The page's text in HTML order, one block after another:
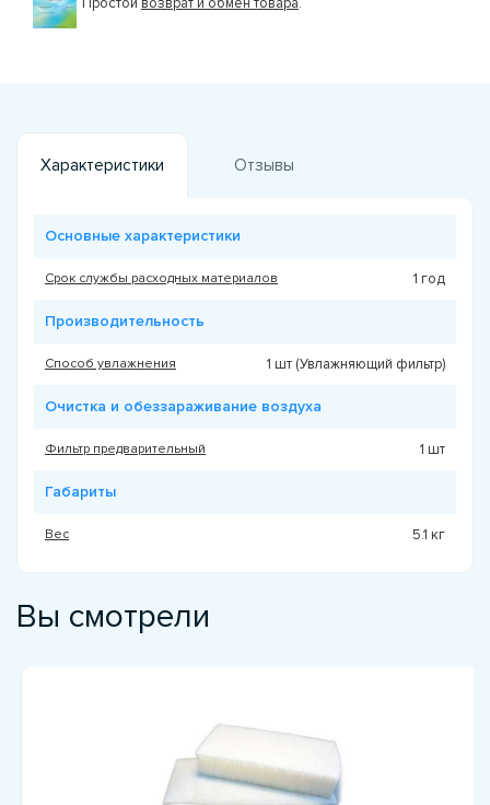
Характеристики Отзывы
Основные характеристики
Срок службы расходных материалов 1 год
Производительность
Способ увлажнения 1 шт (Увлажняющий фильтр)
Очистка и обеззараживание воздуха
Фильтр предварительный 1 шт
Габариты
Вес 5.1 кг
Вы смотрели